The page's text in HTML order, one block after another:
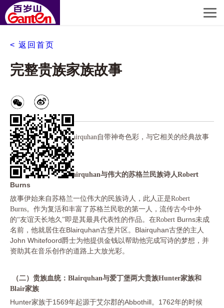
< 返回首页
完整贵族家族故事
作为古老的商标，Blairquhan自带神奇色彩，与它相关的经典故事
可谓诉说不尽。
（一）天长地久：Blairquhan与伟大的苏格兰民族诗人Robert
Burns
故事伊始来自苏格兰一位伟大的民族诗人，此人正是Robert
Burns。作为复活和丰富了苏格兰民歌的第一人，流传古今中外
的“友谊天长地久”即是其最具代表性的作品。在Robert Burns未成
名前，他就居住在Blairquhan古堡片区。Blairquhan古堡的主人
John Whitefoord爵士为他提供金钱以帮助他完成写诗的梦想，并
资助其在音乐创作的道路上大放光彩。
（二）贵族血统： Blairquhan与爱丁堡两大贵族Hunter家族和
Blair家族
Hunter家族于1569年起源于艾尔郡的Abbothill。1762年的时候